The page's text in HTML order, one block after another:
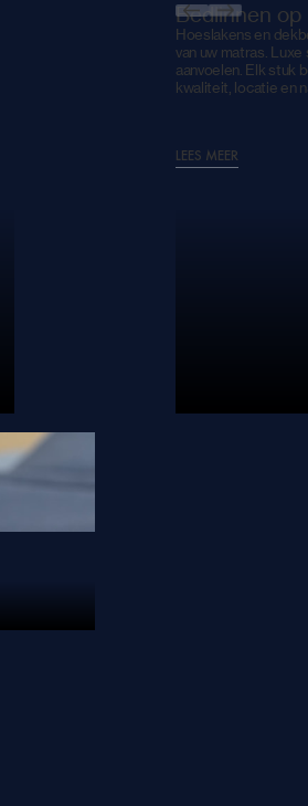
Bedlinnen op
Hoeslakens en
van uw matras.
aanvoelen. Elk stuk
kwaliteit, locatie en
LEES MEER